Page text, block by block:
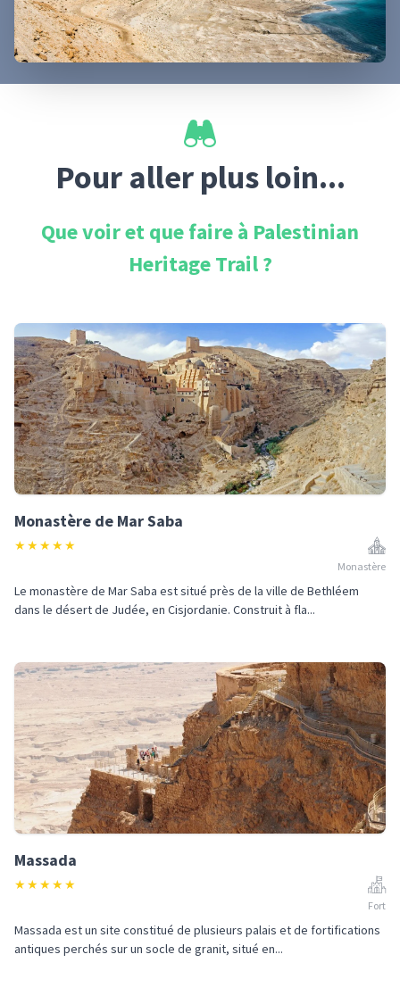
Pour aller plus loin...
Que voir et que faire à Palestinian
Heritage Trail?
Monastère de Mar Saba
★★★★★
Monastère
Le monastère de Mar Saba est situé près de la ville de Bethléem
dans le désert de Judée, en Cisjordanie. Construit à fla...
Massada
★★★★★
Fort
Massada est un site constitué de plusieurs palais et de fortifications
antiques perchés sur un socle de granit, situé en...